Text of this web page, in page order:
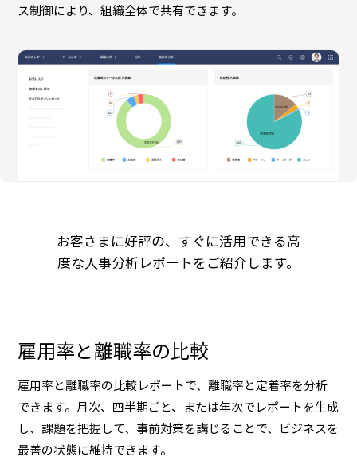
ス制御により、組織全体で共有できます。
お客さまに好評の、すぐに活用できる高
度な人事分析レポートをご紹介します。
雇用率と離職率の比較
雇用率と離職率の比較レポートで、離職率と定着率を分析
できます。月次、四半期ごと、または年次でレポートを生成
し、課題を把握して、事前対策を講じることで、ビジネスを
最善の状態に維持できます。